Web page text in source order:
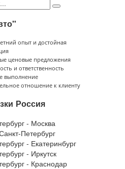
опыт и достойная
ценовые предложения
и ответственность
выполнение
отношение к клиенту
Россия
- Москва
Петербург
- Екатеринбург
- Иркутск
- Краснодар